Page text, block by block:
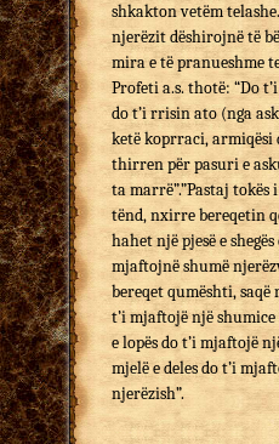
shkakton vetëm
njerëzit dëshirojnë të
mira e të pranueshme
Profeti a.s. thotë: “Do
do t’i rrisin ato (nga
ketë koprraci, armiqësi
thirren për pasuri e
ta marrë”.”Pastaj
tënd, nxirre bereqetin
hahet një pjesë e
mjaftojnë shumë
bereqet qumështi, saqë
t’i mjaftojë një
e lopës do t’i mjaftojë
mjelë e deles do t’i
njerëzish”.